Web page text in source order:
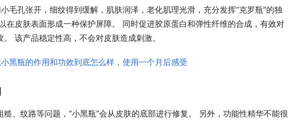
毛孔张开，细纹得到缓解，肌肤润泽，老化肌理光滑，充分发挥“克罗瓶”的独
在皮肤表面形成一种保护屏障。 同时促进胶原蛋白和弹性纤维的合成，有效对
该产品稳定性高，不会对皮肤造成刺激。
、纹路等问题，“小黑瓶”会从皮肤的底部进行修复。 另外，功能性精华不能很